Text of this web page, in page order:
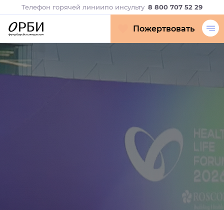
Телефон горячей линиипо инсульту 8 800 707 52 29
Пожертвовать